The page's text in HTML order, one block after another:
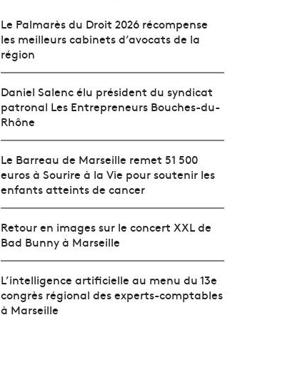
Le Palmarès du Droit 2026 récompense
les meilleurs cabinets d’avocats de la
région
Daniel Salenc élu président du syndicat
patronal Les Entrepreneurs Bouches-du-
Rhône
Le Barreau de Marseille remet 51 500
euros à Sourire à la Vie pour soutenir les
enfants atteints de cancer
Retour en images sur le concert XXL de
Bad Bunny à Marseille
L’intelligence artificielle au menu du 13e
congrès régional des experts-comptables
à Marseille